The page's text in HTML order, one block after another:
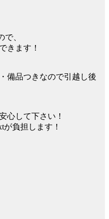
、
きます！
備品つきなので引越し後
心して下さい！
負担します！